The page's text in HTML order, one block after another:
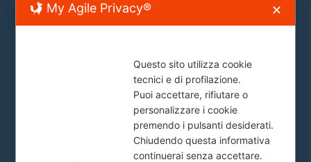
My Agile Privacy® ✕
Questo sito utilizza cookie
tecnici e di profilazione.
Puoi accettare, rifiutare o
personalizzare i cookie
premendo i pulsanti desiderati.
Chiudendo questa informativa
continuerai senza accettare.